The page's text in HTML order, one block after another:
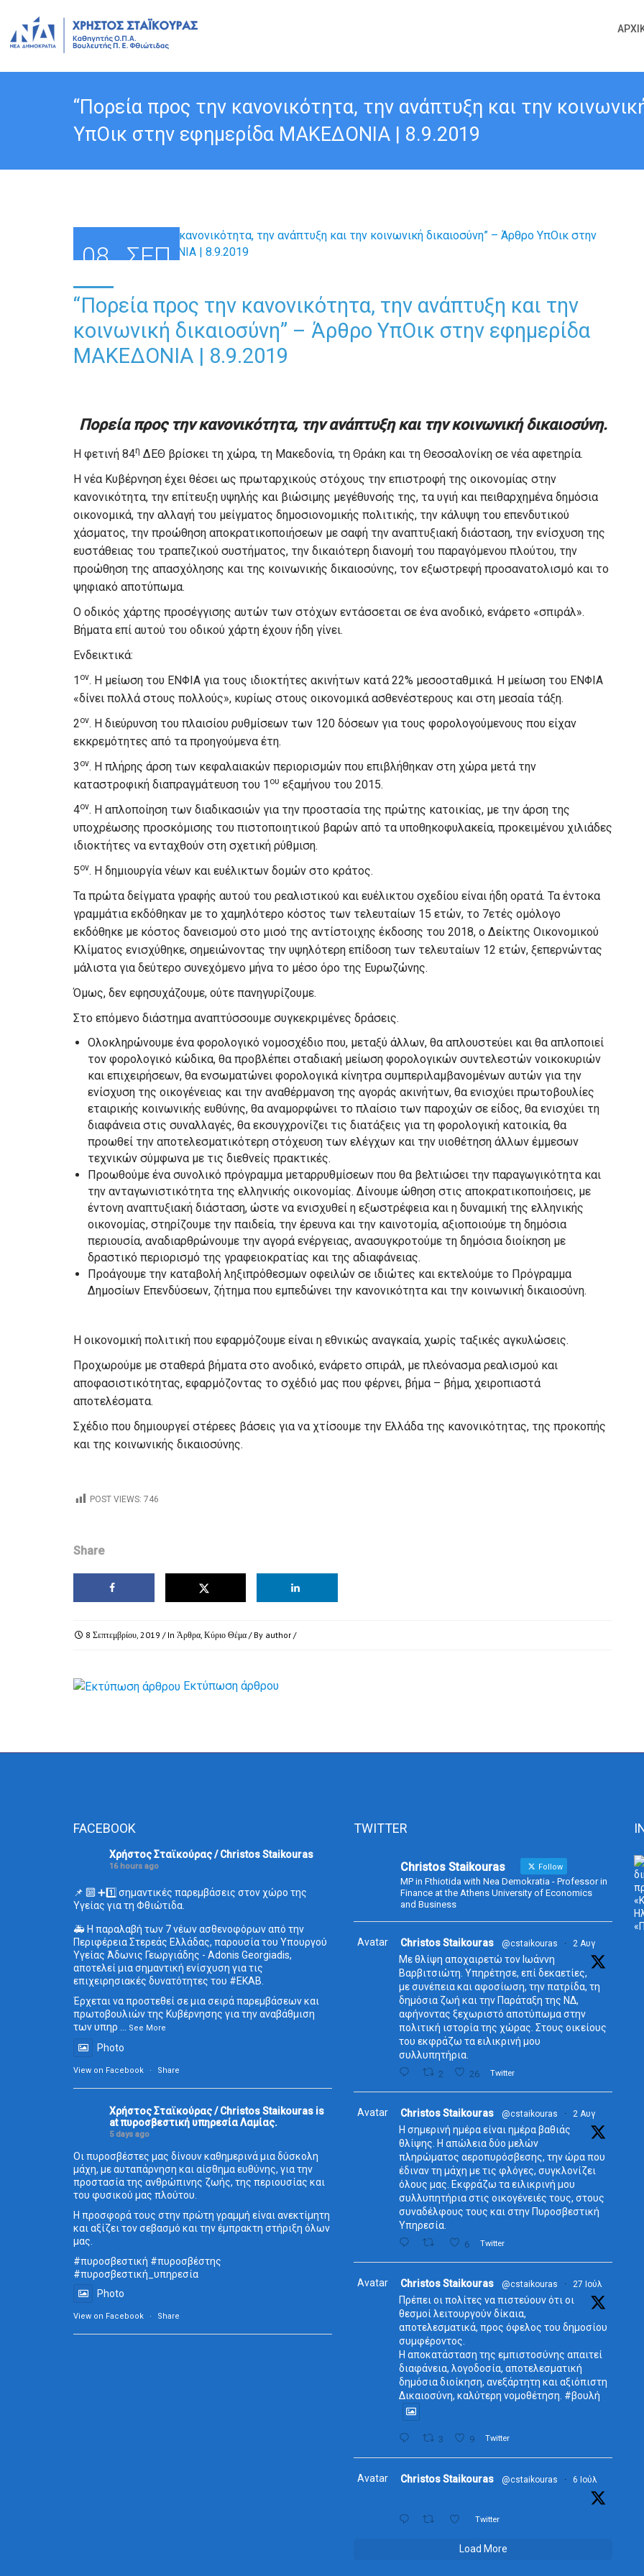
“Πορεία προς την κανονικότητα, την ανάπτυξη και την
ΥπΟικ στην εφημερίδα ΜΑΚΕΔΟΝΙΑ | 8.9.2019
08 ΣΕΠ
“Πορεία προς την κανονικότητα, την ανάπτυξη και την
κοινωνική δικαιοσύνη” – Άρθρο ΥπΟικ στην εφημερίδα
ΜΑΚΕΔΟΝΙΑ | 8.9.2019
Πορεία προς την κανονικότητα, την ανάπτυξη και την κοινωνική δικαιοσύνη.
Η φετινή 84η ΔΕΘ βρίσκει τη χώρα, τη Μακεδονία, τη Θράκη και τη Θεσσαλονίκη σε νέα αφετηρία.
Η νέα Κυβέρνηση έχει θέσει ως πρωταρχικούς στόχους την επιστροφή της οικονομίας στην
κανονικότητα, την επίτευξη υψηλής και βιώσιμης μεγέθυνσής της, τα υγιή και πειθαρχημένα δημόσια
οικονομικά, την αλλαγή του μείγματος δημοσιονομικής πολιτικής, την κάλυψη του επενδυτικού
χάσματος, την προώθηση αποκρατικοποιήσεων με σαφή την αναπτυξιακή διάσταση, την ενίσχυση της
ευστάθειας του τραπεζικού συστήματος, την δικαιότερη διανομή του παραγόμενου πλούτου, την
προώθηση της απασχόλησης και της κοινωνικής δικαιοσύνης, τον εξωστρεφή προσανατολισμό και το
ψηφιακό αποτύπωμα.
Ο οδικός χάρτης προσέγγισης αυτών των στόχων εντάσσεται σε ένα ανοδικό, ενάρετο «σπιράλ».
Βήματα επί αυτού του οδικού χάρτη έχουν ήδη γίνει.
Ενδεικτικά:
1 ον. Η μείωση του ΕΝΦΙΑ για τους ιδιοκτήτες ακινήτων κατά 22% μεσοσταθμικά. Η μείωση του ΕΝΦΙΑ
«δίνει πολλά στους πολλούς», κυρίως στους οικονομικά ασθενέστερους και στη μεσαία τάξη.
2ον. Η διεύρυνση του πλαισίου ρυθμίσεων των 120 δόσεων για τους φορολογούμενους που είχαν
εκκρεμότητες από τα προηγούμενα έτη.
3 ον. Η πλήρης άρση των κεφαλαιακών περιορισμών που επιβλήθηκαν στη χώρα μετά την
καταστροφική διαπραγμάτευση του 1 ου εξαμήνου του 2015.
4ον. Η απλοποίηση των διαδικασιών για την προστασία της πρώτης κατοικίας, με την άρση της
υποχρέωσης προσκόμισης του πιστοποιητικού βαρών από τα υποθηκοφυλακεία, προκειμένου χιλιάδες
ιδιοκτήτες να ενταχθούν στη σχετική ρύθμιση.
5ον. Η δημιουργία νέων και ευέλικτων δομών στο κράτος.
Τα πρώτα δείγματα γραφής αυτού του ρεαλιστικού και ευέλικτου σχεδίου είναι ήδη ορατά. Τα έντοκα
γραμμάτια εκδόθηκαν με το χαμηλότερο κόστος των τελευταίων 15 ετών, το 7ετές ομόλογο
εκδόθηκε με κόστος δανεισμού στο μισό της αντίστοιχης έκδοσης του 2018, o Δείκτης Οικονομικού
Κλίματος ενισχύθηκε, σημειώνοντας την υψηλότερη επίδοση των τελευταίων 12 ετών, ξεπερνώντας
μάλιστα για δεύτερο συνεχόμενο μήνα το μέσο όρο της Ευρωζώνης.
Όμως, δεν εφησυχάζουμε, ούτε πανηγυρίζουμε.
Στο επόμενο διάστημα αναπτύσσουμε συγκεκριμένες δράσεις.
Ολοκληρώνουμε ένα φορολογικό νομοσχέδιο που, μεταξύ άλλων, θα απλουστεύει και θα απλοποιεί
τον φορολογικό κώδικα, θα προβλέπει σταδιακή μείωση φορολογικών συντελεστών νοικοκυριών
και επιχειρήσεων, θα ενσωματώνει φορολογικά κίνητρα συμπεριλαμβανομένων αυτών για την
ενίσχυση της οικογένειας και την αναθέρμανση της αγοράς ακινήτων, θα ενισχύει πρωτοβουλίες
εταιρικής κοινωνικής ευθύνης, θα αναμορφώνει το πλαίσιο των παροχών σε είδος, θα ενισχύει τη
διαφάνεια στις συναλλαγές, θα εκσυγχρονίζει τις διατάξεις για τη φορολογική κατοικία, θα
προωθεί την αποτελεσματικότερη στόχευση των ελέγχων και την υιοθέτηση άλλων έμμεσων
τεχνικών σύμφωνα με τις διεθνείς πρακτικές.
Προωθούμε ένα συνολικό πρόγραμμα μεταρρυθμίσεων που θα βελτιώσει την παραγωγικότητα και
την ανταγωνιστικότητα της ελληνικής οικονομίας. Δίνουμε ώθηση στις αποκρατικοποιήσεις, με
έντονη αναπτυξιακή διάσταση, ώστε να ενισχυθεί η εξωστρέφεια και η δυναμική της ελληνικής
οικονομίας, στηρίζουμε την παιδεία, την έρευνα και την καινοτομία, αξιοποιούμε τη δημόσια
περιουσία, αναδιαρθρώνουμε την αγορά ενέργειας, ανασυγκροτούμε τη δημόσια διοίκηση με
δραστικό περιορισμό της γραφειοκρατίας και της αδιαφάνειας.
Προάγουμε την καταβολή ληξιπρόθεσμων οφειλών σε ιδιώτες και εκτελούμε το Πρόγραμμα
Δημοσίων Επενδύσεων, ζήτημα που εμπεδώνει την κανονικότητα και την κοινωνική δικαιοσύνη.
Η οικονομική πολιτική που εφαρμόζουμε είναι η εθνικώς αναγκαία, χωρίς ταξικές αγκυλώσεις.
Προχωρούμε με σταθερά βήματα στο ανοδικό, ενάρετο σπιράλ, με πλεόνασμα ρεαλισμού και
αποφασιστικότητας, εφαρμόζοντας το σχέδιό μας που φέρνει, βήμα – βήμα, χειροπιαστά
αποτελέσματα.
Σχέδιο που δημιουργεί στέρεες βάσεις για να χτίσουμε την Ελλάδα της κανονικότητας, της προκοπής
και της κοινωνικής δικαιοσύνης.
POST VIEWS: 746
Share
8 Σεπτεμβρίου, 2019 / In Άρθρα, Κύριο Θέμα / By author /
Εκτύπωση άρθρου
FACEBOOK
Χρήστος Σταϊκούρας / Christos Staikouras
16 hours ago
📌 🔟 ➕1️⃣ σημαντικές παρεμβάσεις στον χώρο της
Υγείας για τη Φθιώτιδα.
🚑 Η παραλαβή των 7 νέων ασθενοφόρων από την
Περιφέρεια Στερεάς Ελλάδας, παρουσία του Υπουργού
Υγείας Άδωνις Γεωργιάδης - Adonis Georgiadis,
αποτελεί μια σημαντική ενίσχυση για τις
επιχειρησιακές δυνατότητες του #ΕΚΑΒ.
Έρχεται να προστεθεί σε μια σειρά παρεμβάσεων και
πρωτοβουλιών της Κυβέρνησης για την αναβάθμιση
των υπηρ ... See More
Photo
View on Facebook · Share
Χρήστος Σταϊκούρας / Christos Staikouras is
at πυροσβεστική υπηρεσία Λαμίας.
5 days ago
Οι πυροσβέστες μας δίνουν καθημερινά μια δύσκολη
μάχη, με αυταπάρνηση και αίσθημα ευθύνης, για την
προστασία της ανθρώπινης ζωής, της περιουσίας και
του φυσικού μας πλούτου.
Η προσφορά τους στην πρώτη γραμμή είναι ανεκτίμητη
και αξίζει τον σεβασμό και την έμπρακτη στήριξη όλων
μας.
#πυροσβεστική #πυροσβέστης
#πυροσβεστική_ υπηρεσία
Photo
View on Facebook · Share
TWITTER
Christos Staikouras Follow
MP in Fthiotida with Nea Demokratia - Professor in
Finance at the Athens University of Economics
and Business
Avatar Christos Staikouras @cstaikouras · 2 Αυγ
Με θλίψη αποχαιρετώ τον Ιωάννη
Βαρβιτσιώτη. Υπηρέτησε, επί δεκαετίες,
με συνέπεια και αφοσίωση, την πατρίδα, τη
δημόσια ζωή και την Παράταξη της ΝΔ,
αφήνοντας ξεχωριστό αποτύπωμα στην
πολιτική ιστορία της χώρας. Στους οικείους
του εκφράζω τα ειλικρινή μου
συλλυπητήρια.
2 26 Twitter
Avatar Christos Staikouras @cstaikouras · 2 Αυγ
Η σημερινή ημέρα είναι ημέρα βαθιάς
θλίψης. Η απώλεια δύο μελών
πληρώματος αεροπυρόσβεσης, την ώρα που
έδιναν τη μάχη με τις φλόγες, συγκλονίζει
όλους μας. Εκφράζω τα ειλικρινή μου
συλλυπητήρια στις οικογένειές τους, στους
συναδέλφους τους και στην Πυροσβεστική
Υπηρεσία.
6 Twitter
Avatar Christos Staikouras @cstaikouras · 27 Ιούλ
Πρέπει οι πολίτες να πιστεύουν ότι οι
θεσμοί λειτουργούν δίκαια,
αποτελεσματικά, προς όφελος του δημοσίου
συμφέροντος.
Η αποκατάσταση της εμπιστοσύνης απαιτεί
διαφάνεια, λογοδοσία, αποτελεσματική
δημόσια διοίκηση, ανεξάρτητη και αξιόπιστη
Δικαιοσύνη, καλύτερη νομοθέτηση. #βουλή
3 9 Twitter
Avatar Christos Staikouras @cstaikouras · 6 Ιούλ
Twitter
Load More